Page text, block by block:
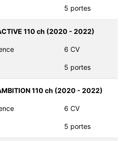
5 portes
110 ch (2020 - 2022)
6 CV
5 portes
110 ch (2020 - 2022)
6 CV
5 portes